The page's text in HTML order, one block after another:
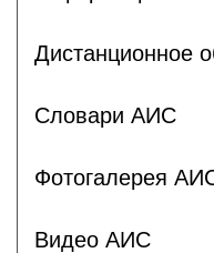
Дистанционное
Словари АИС
Фотогалерея
Видео АИС